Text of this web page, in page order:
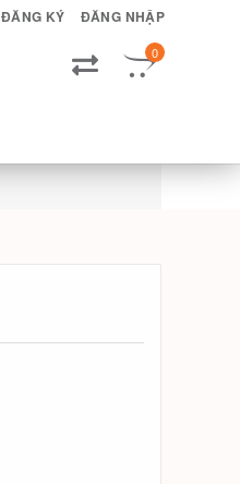
ĐĂNG KÝ ĐĂNG NHẬP
0